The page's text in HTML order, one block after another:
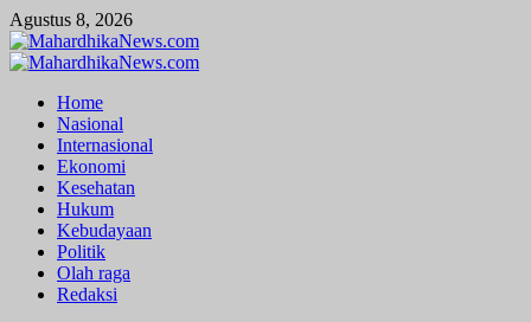
Skip
to
content
Agustus 8, 2026
Primary
Home
Nasional
Internasional
Ekonomi
Kesehatan
Hukum
Kebudayaan
Politik
Olah raga
Redaksi